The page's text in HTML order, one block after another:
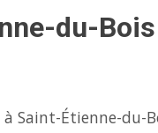
du-
à Saint-Étienne-du-